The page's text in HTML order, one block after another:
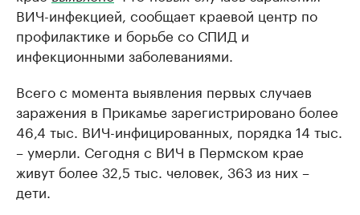
ВИЧ-инфекцией, сообщает краевой центр по
профилактике и борьбе со СПИД и
инфекционными заболеваниями.
Всего с момента выявления первых случаев
заражения в Прикамье зарегистрировано более
46,4 тыс. ВИЧ-инфицированных, порядка 14 тыс.
– умерли. Сегодня с ВИЧ в Пермском крае
живут более 32,5 тыс. человек, 363 из них –
дети.